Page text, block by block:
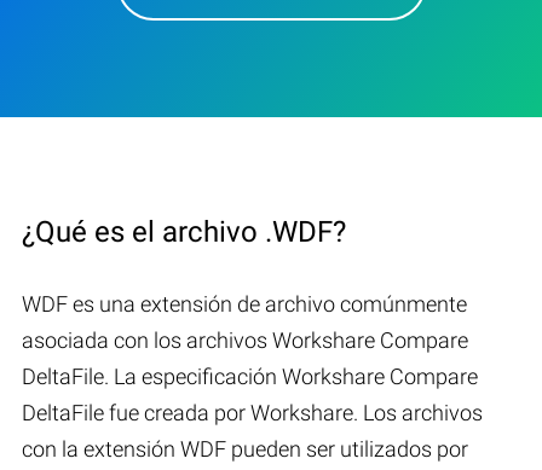
¿Qué es el archivo .WDF?
WDF es una extensión de archivo comúnmente
asociada con los archivos Workshare Compare
DeltaFile. La especificación Workshare Compare
DeltaFile fue creada por Workshare. Los archivos
con la extensión WDF pueden ser utilizados por